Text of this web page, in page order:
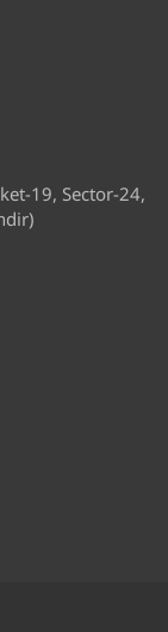
19, Sector-24,